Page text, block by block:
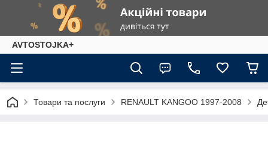
AVTOSTOJKA+
Товари та послуги RENAULT KANGOO 1997-2008